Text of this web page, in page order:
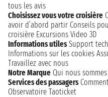
tous les avis
Choisissez vous votre croisière
avoir d’abord partir Conseils
croisière Excursions Video 3D
Informations utiles Support
Informations sur les cookies
Travaillez avec nous
Notre Marque Qui nous sommes
Services des passagers
Observatoire Taoticket